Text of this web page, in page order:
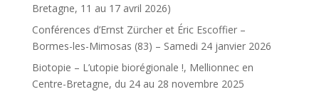
Bretagne, 11 au 17 avril 2026)
Conférences d’Ernst Zürcher et Éric Escoffier –
Bormes-les-Mimosas (83) – Samedi 24 janvier 2026
Biotopie – L’utopie biorégionale !, Mellionnec en
Centre-Bretagne, du 24 au 28 novembre 2025